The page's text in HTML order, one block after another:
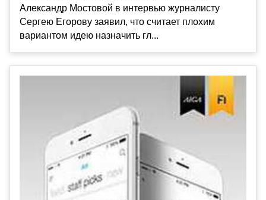
Александр Мостовой в интервью журналисту
Сергею Егорову заявил, что считает плохим
вариантом идею назначить гл...